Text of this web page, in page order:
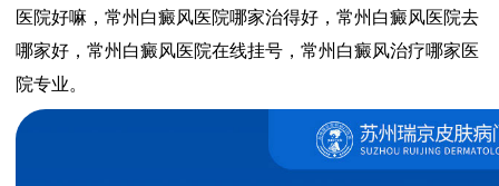
医院好嘛，常州白癜风医院哪家治得好，常州白癜风医院去
哪家好，常州白癜风医院在线挂号，常州白癜风治疗哪家医
院专业。